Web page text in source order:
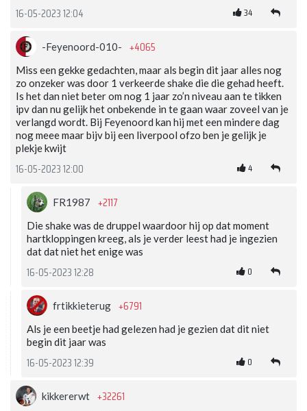
16-05-2023 12:04 34
-Feyenoord-010- +4065
Miss een gekke gedachten, maar als begin dit jaar alles nog
zo onzeker was door 1 verkeerde shake die die gehad heeft.
Is het dan niet beter om nog 1 jaar zo’n niveau aan te tikken
ipv dan nu gelijk het onbekende in te gaan waar zoveel van je
verlangd wordt. Bij Feyenoord kan hij met een mindere dag
nog meee maar bijv bij een liverpool ofzo ben je gelijk je
plekje kwijt
16-05-2023 12:00 4
FR1987 +2117
Die shake was de druppel waardoor hij op dat moment
hartkloppingen kreeg, als je verder leest had je ingezien
dat dat niet het enige was
16-05-2023 12:28 0
frtikkieterug +6791
Als je een beetje had gelezen had je gezien dat dit niet
begin dit jaar was
16-05-2023 12:39 0
kikkererwt +32261